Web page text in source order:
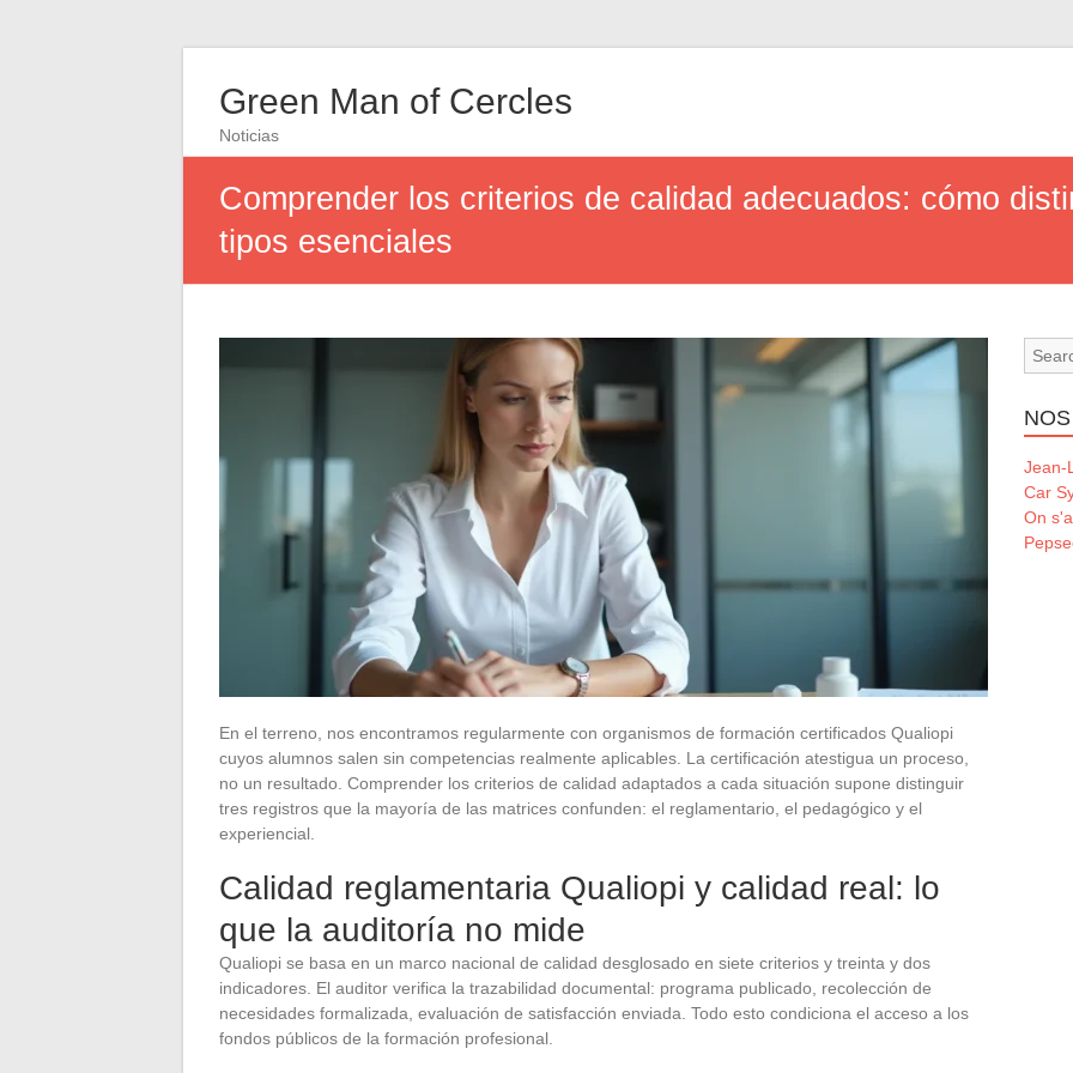
Green Man of Cercles
Noticias
Comprender los criterios de calidad adecuados: cómo
tipos esenciales
En el terreno, nos encontramos regularmente con organismos de formación certificados Qualiopi
cuyos alumnos salen sin competencias realmente aplicables. La certificación atestigua un proceso,
no un resultado. Comprender los criterios de calidad adaptados a cada situación supone distinguir
tres registros que la mayoría de las matrices confunden: el reglamentario, el pedagógico y el
experiencial.
Calidad reglamentaria Qualiopi y calidad real: lo
que la auditoría no mide
Qualiopi se basa en un marco nacional de calidad desglosado en siete criterios y treinta y dos
indicadores. El auditor verifica la trazabilidad documental: programa publicado, recolección de
necesidades formalizada, evaluación de satisfacción enviada. Todo esto condiciona el acceso a los
fondos públicos de la formación profesional.
Jean-
Car
On